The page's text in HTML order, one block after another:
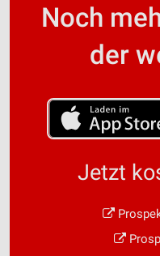
Noch
der
Jetzt